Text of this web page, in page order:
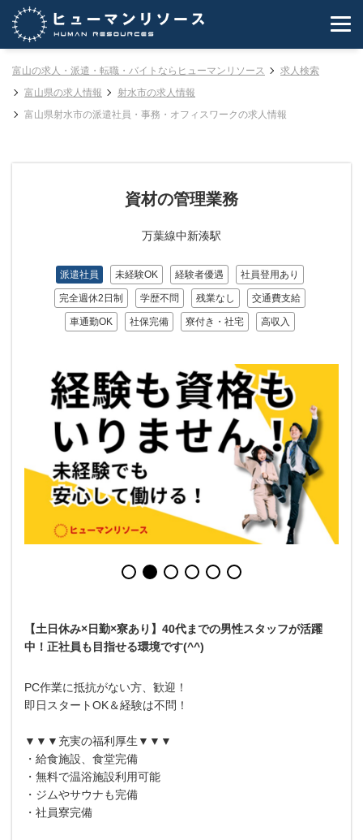
富山の求人・派遣・転職・バイトならヒューマンリソース
求人検索
富山県の求人情報
射水市の求人情報
富山県射水市の派遣社員・事務・オフィスワークの求人情報
資材の管理業務
万葉線中新湊駅
派遣社員 未経験OK 経験者優遇 社員登用あり
完全週休2日制 学歴不問 残業なし 交通費支給
車通勤OK 社保完備 寮付き・社宅 高収入
【土日休み×日勤×寮あり】40代までの男性スタッフが活躍
中！正社員も目指せる環境です(^^)
PC作業に抵抗がない方、歓迎！
即日スタートOK＆経験は不問！
▼▼▼充実の福利厚生▼▼▼
・給食施設、食堂完備
・無料で温浴施設利用可能
・ジムやサウナも完備
・社員寮完備